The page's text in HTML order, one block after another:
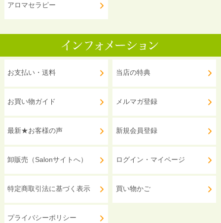
アロマセラピー
お支払い・送料
お買い物ガイド
最新★お客様の声
卸販売（Salonサイトへ）
特定商取引法に基づく表示
プライバシーポリシー
当店の特典
メルマガ登録
新規会員登録
ログイン・マイページ
買い物かご